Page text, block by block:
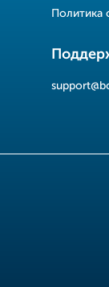
Политика